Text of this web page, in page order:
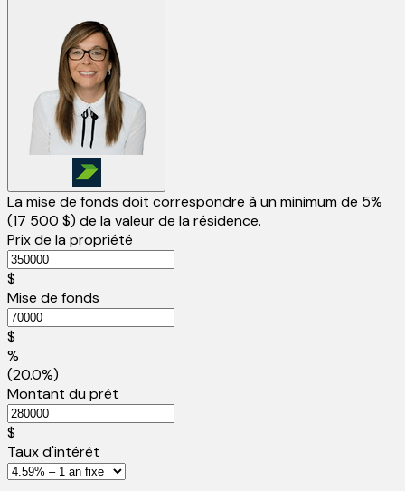
La mise de fonds doit correspondre à un minimum de 5%
(17 500 $) de la valeur de la résidence.
Prix de la propriété
$
Mise de fonds
$
%
(20.0%)
Montant du prêt
$
Taux d'intérêt